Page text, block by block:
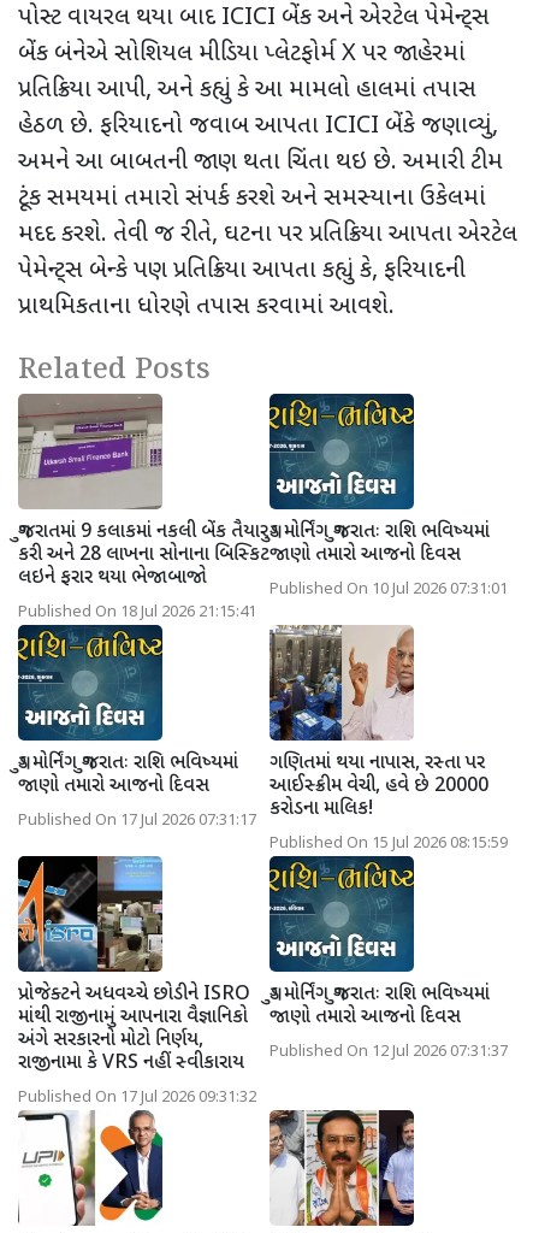
પોસ્ટ વાયરલ થયા બાદ ICICI બેંક અને એરટેલ પેમેન્ટ્સ
બેંક બંનેએ સોશિયલ મીડિયા પ્લેટફોર્મXપર જાહેરમાં
પ્રતિક્રિયા આપી, અને કહ્યું કે આ મામલો હાલમાં તપાસ
હેઠળ છે. ફરિયાદનો જવાબ આપતા ICICI બેંકે જણાવ્યું,
અમને આ બાબતની જાણ થતા ચિંતા થઇ છે. અમારી ટીમ
ટૂંક સમયમાં તમારો સંપર્ક કરશે અને સમસ્યાના ઉકેલમાં
મદદ કરશે. તેવી જ રીતે, ઘટના પર પ્રતિક્રિયા આપતાએરટેલ
પેમેન્ટ્સ બેન્કે પણ પ્રતિક્રિયા આપતા કહ્યું કે, ફરિયાદની
પ્રાથમિકતાના ધોરણે તપાસ કરવામાં આવશે.
Related Posts
ગુજરાતમાં 9 કલાકમાં નકલી બેંક તૈયાર
કરી અને 28 લાખના સોનાના બિસ્કિટ
લઇને ફરાર થયા ભેજાબાજો
Published On 18 Jul 2026 21:15:41
ગુડ મોર્નિંગ ગુજરાતઃ રાશિ ભવિષ્યમાં
જાણો તમારો આજનો દિવસ
Published On 10 Jul 2026 07:31:01
ગુડ મોર્નિંગ ગુજરાતઃ રાશિ ભવિષ્યમાં
જાણો તમારો આજનો દિવસ
Published On 17 Jul 2026 07:31:17
ગણિતમાં થયા નાપાસ, રસ્તા પર
આઈસ્ક્રીમ વેચી, હવે છે 20000
કરોડના માલિક!
Published On 15 Jul 2026 08:15:59
પ્રોજેક્ટને અધવચ્ચે છોડીને ISRO
માંથી રાજીનામું આપનારા વૈજ્ઞાનિકો
અંગે સરકારનો મોટો નિર્ણય,
રાજીનામા કે VRS નહીં સ્વીકારાય
Published On 17 Jul 2026 09:31:32
ગુડ મોર્નિંગ ગુજરાતઃ રાશિ ભવિષ્યમાં
જાણો તમારો આજનો દિવસ
Published On 12 Jul 2026 07:31:37